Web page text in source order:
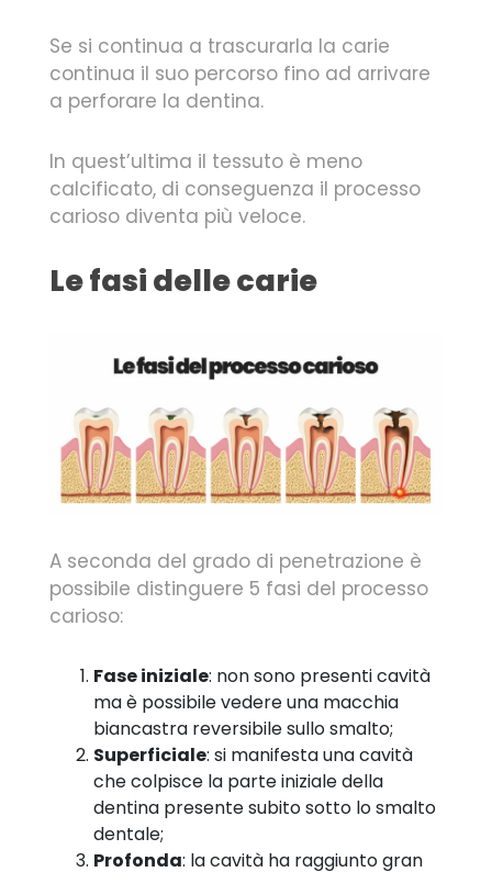
Se si continua a trascurarla la carie
continua il suo percorso fino ad arrivare
a perforare la dentina.
In quest’ultima il tessuto è meno
calcificato, di conseguenza il processo
carioso diventa più veloce.
Le fasi delle carie
A seconda del grado di penetrazione è
possibile distinguere 5 fasi del processo
carioso:
Fase iniziale: non sono presenti cavità
ma è possibile vedere una macchia
biancastra reversibile sullo smalto;
Superficiale: si manifesta una cavità
che colpisce la parte iniziale della
dentina presente subito sotto lo smalto
dentale;
Profonda: la cavità ha raggiunto gran